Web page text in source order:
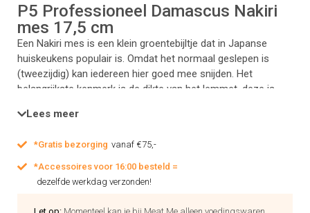
P5 Professioneel Damascus Nakiri
mes 17,5 cm
Een Nakiri mes is een klein groentebijltje dat in Japanse
huiskeukens populair is. Omdat het normaal geslepen is
(tweezijdig) kan iedereen hier goed mee snijden. Het
belangrijkste kenmerk is de dikte van het lemmet, deze is
Hierdoor zijn ze perfect voor het flinterdun snijden van
dan met een normaal mes, maar ook voor fijn snijwerk draait
een Nakiri mes zijn hand niet om.
Lees meer
*Gratis bezorging vanaf €75,-
*Accessoires voor 16:00 besteld =
dezelfde werkdag verzonden!